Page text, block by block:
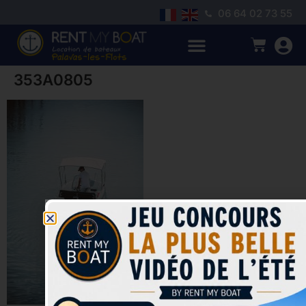
06 64 02 73 55
353A0805